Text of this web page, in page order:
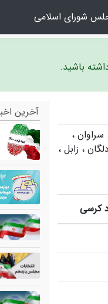
شورای اسلامی
باشید.
سراوان ،
دلگان ، زابل ،
کرسی
آخرین